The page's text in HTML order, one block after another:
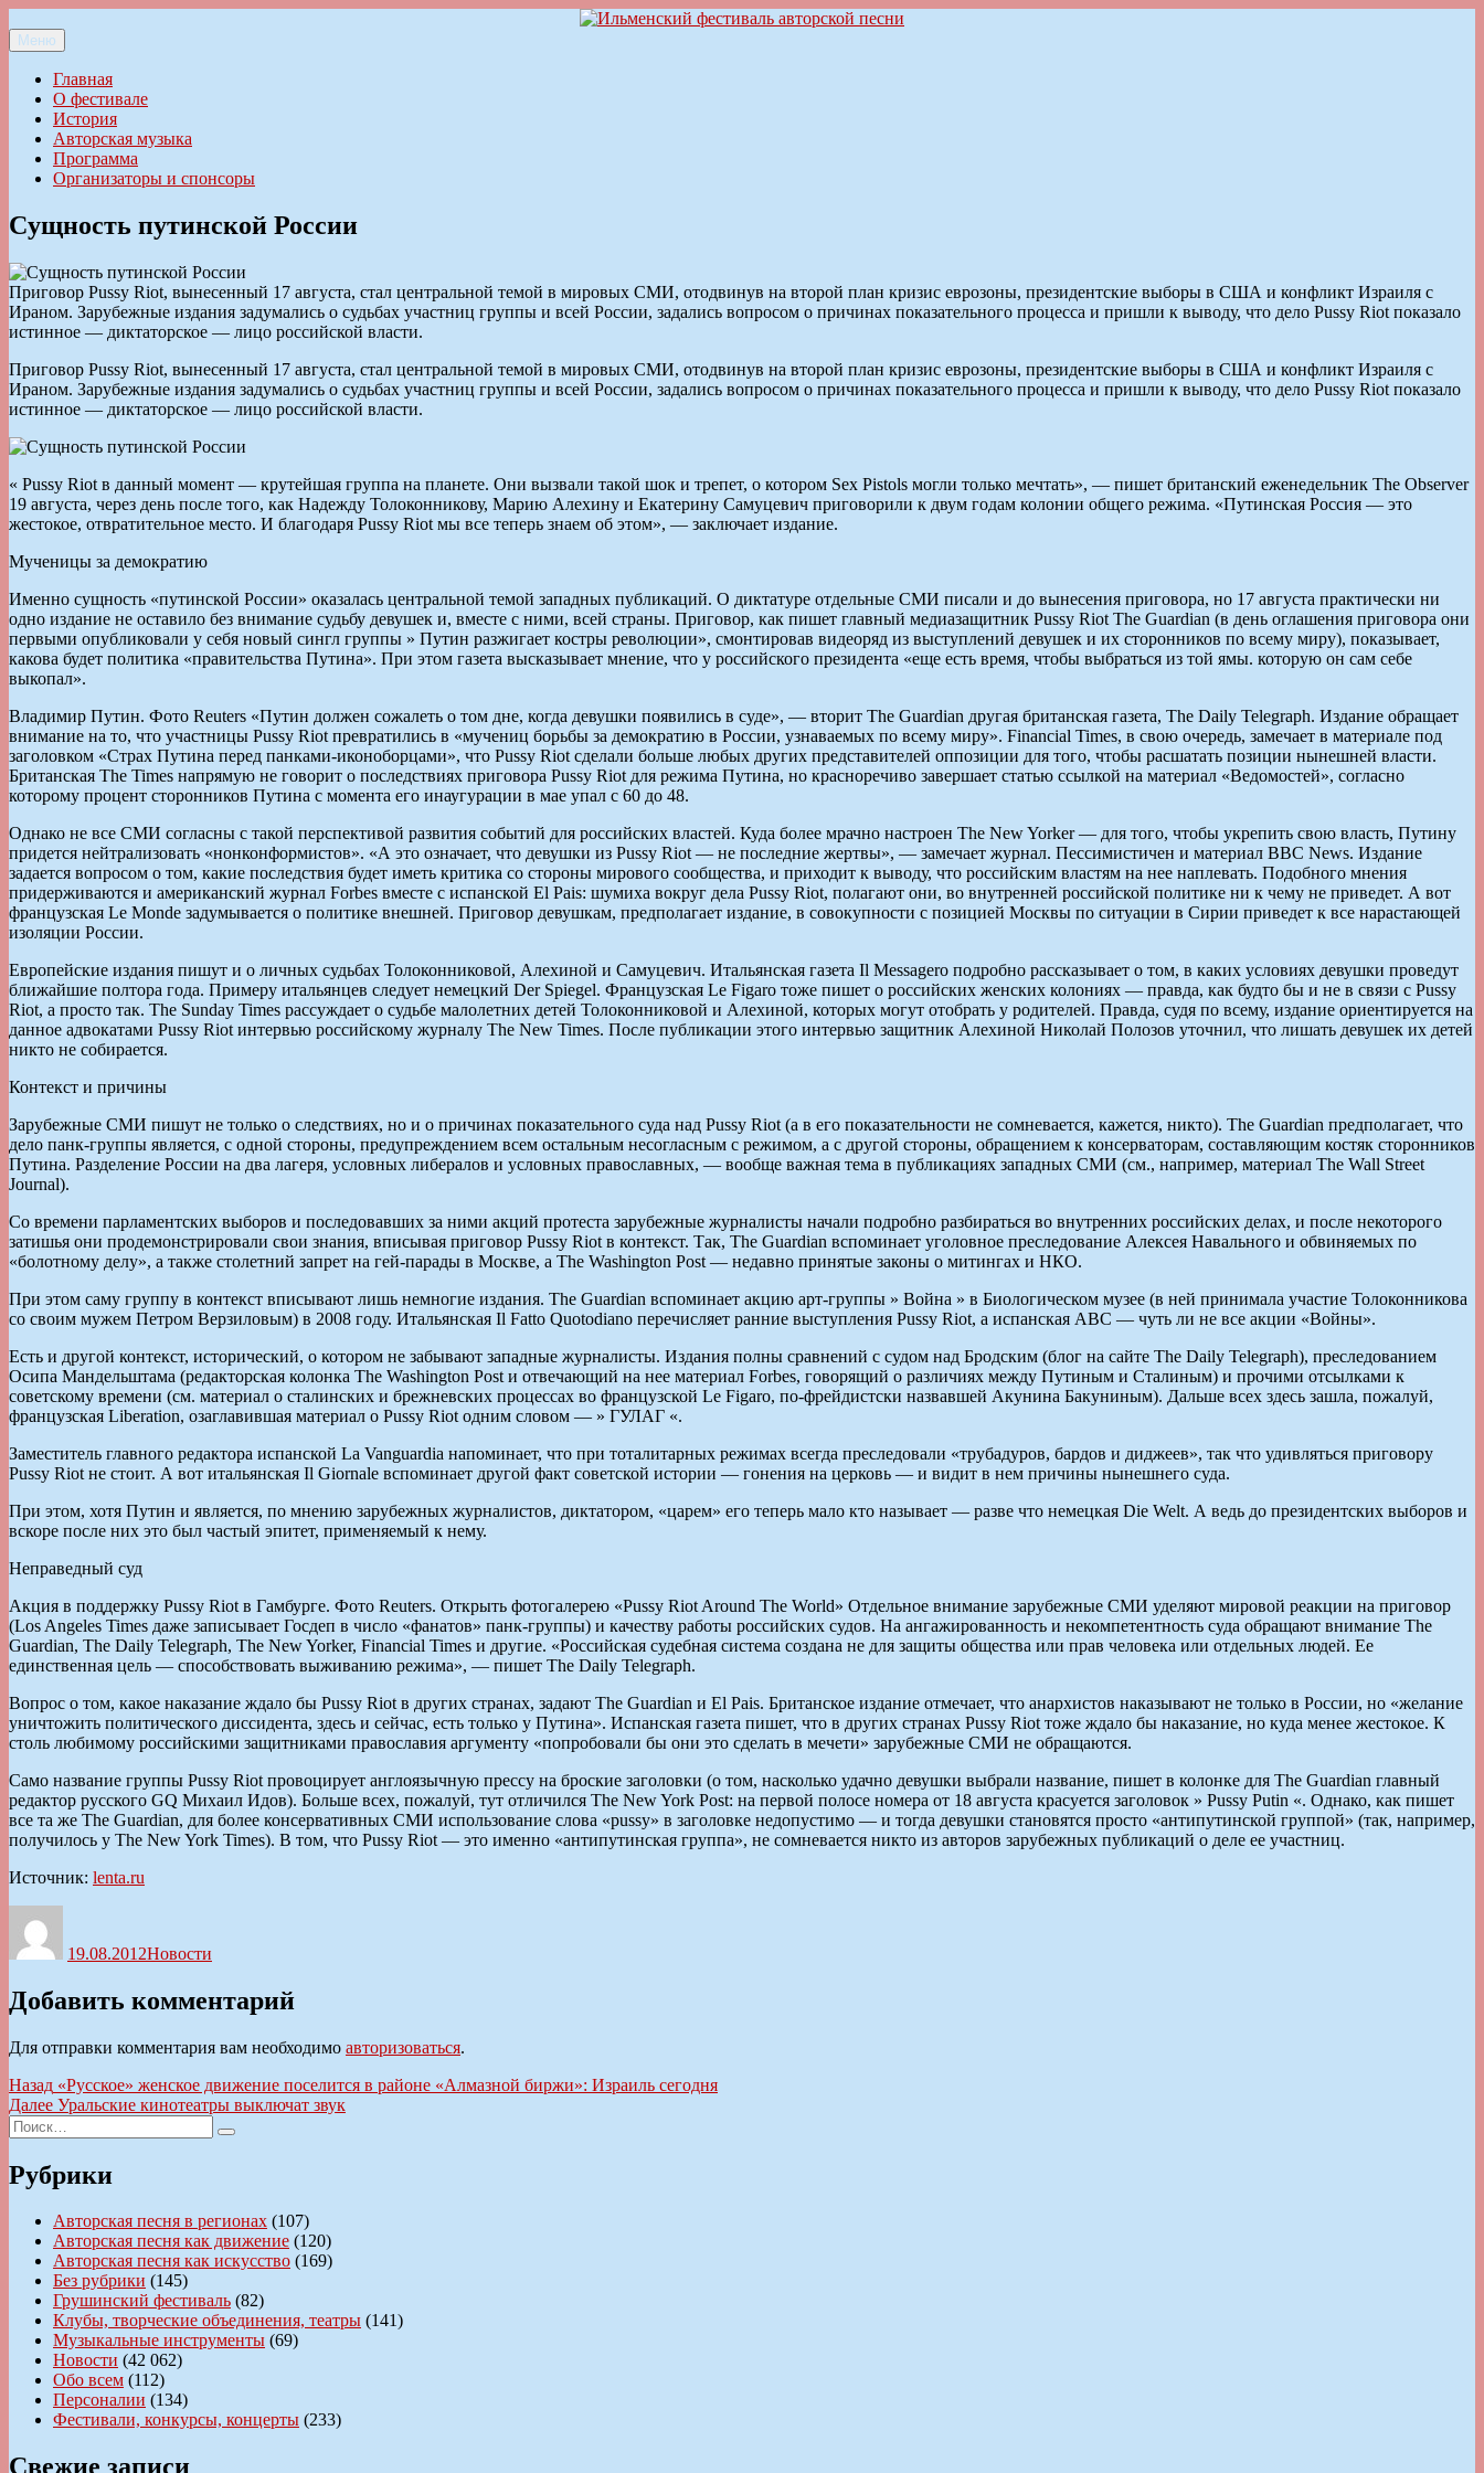
к
содержимому
Ильменский фестиваль авторской песни
Меню
Главная
О фестивале
История
Авторская музыка
Программа
Организаторы и спонсоры
Cущность путинской России
Приговор Pussy Riot, вынесенный 17 августа, стал центральной темой в мировых СМИ, отодвинув на второй план кризис еврозоны, президентские выборы в США и конфликт Израиля с
Ираном. Зарубежные издания задумались о судьбах участниц группы и всей России, задались вопросом о причинах показательного процесса и пришли к выводу, что дело Pussy Riot показало
истинное — диктаторское — лицо российской власти.
Приговор Pussy Riot, вынесенный 17 августа, стал центральной темой в мировых СМИ, отодвинув на второй план кризис еврозоны, президентские выборы в США и конфликт Израиля с
Ираном. Зарубежные издания задумались о судьбах участниц группы и всей России, задались вопросом о причинах показательного процесса и пришли к выводу, что дело Pussy Riot показало
истинное — диктаторское — лицо российской власти.
« Pussy Riot в данный момент — крутейшая группа на планете. Они вызвали такой шок и трепет, о котором Sex Pistols могли только мечтать», — пишет британский еженедельник The Observer
19 августа, через день после того, как Надежду Толоконникову, Марию Алехину и Екатерину Самуцевич приговорили к двум годам колонии общего режима. «Путинская Россия — это
жестокое, отвратительное место. И благодаря Pussy Riot мы все теперь знаем об этом», — заключает издание.
Мученицы за демократию
Именно сущность «путинской России» оказалась центральной темой западных публикаций. О диктатуре отдельные СМИ писали и до вынесения приговора, но 17 августа практически ни
одно издание не оставило без внимание судьбу девушек и, вместе с ними, всей страны. Приговор, как пишет главный медиазащитник Pussy Riot The Guardian (в день оглашения приговора они
первыми опубликовали у себя новый сингл группы » Путин разжигает костры революции», смонтировав видеоряд из выступлений девушек и их сторонников по всему миру), показывает,
какова будет политика «правительства Путина». При этом газета высказывает мнение, что у российского президента «еще есть время, чтобы выбраться из той ямы. которую он сам себе
выкопал».
Владимир Путин. Фото Reuters «Путин должен сожалеть о том дне, когда девушки появились в суде», — вторит The Guardian другая британская газета, The Daily Telegraph. Издание обращает
внимание на то, что участницы Pussy Riot превратились в «мучениц борьбы за демократию в России, узнаваемых по всему миру». Financial Times, в свою очередь, замечает в материале под
заголовком «Страх Путина перед панками-иконоборцами», что Pussy Riot сделали больше любых других представителей оппозиции для того, чтобы расшатать позиции нынешней власти.
Британская The Times напрямую не говорит о последствиях приговора Pussy Riot для режима Путина, но красноречиво завершает статью ссылкой на материал «Ведомостей», согласно
которому процент сторонников Путина с момента его инаугурации в мае упал с 60 до 48.
Однако не все СМИ согласны с такой перспективой развития событий для российских властей. Куда более мрачно настроен The New Yorker — для того, чтобы укрепить свою власть, Путину
придется нейтрализовать «нонконформистов». «А это означает, что девушки из Pussy Riot — не последние жертвы», — замечает журнал. Пессимистичен и материал BBC News. Издание
задается вопросом о том, какие последствия будет иметь критика со стороны мирового сообщества, и приходит к выводу, что российским властям на нее наплевать. Подобного мнения
придерживаются и американский журнал Forbes вместе с испанской El Pais: шумиха вокруг дела Pussy Riot, полагают они, во внутренней российской политике ни к чему не приведет. А вот
французская Le Monde задумывается о политике внешней. Приговор девушкам, предполагает издание, в совокупности с позицией Москвы по ситуации в Сирии приведет к все нарастающей
изоляции России.
Европейские издания пишут и о личных судьбах Толоконниковой, Алехиной и Самуцевич. Итальянская газета Il Messagero подробно рассказывает о том, в каких условиях девушки проведут
ближайшие полтора года. Примеру итальянцев следует немецкий Der Spiegel. Французская Le Figaro тоже пишет о российских женских колониях — правда, как будто бы и не в связи с Pussy
Riot, а просто так. The Sunday Times рассуждает о судьбе малолетних детей Толоконниковой и Алехиной, которых могут отобрать у родителей. Правда, судя по всему, издание ориентируется на
данное адвокатами Pussy Riot интервью российскому журналу The New Times. После публикации этого интервью защитник Алехиной Николай Полозов уточнил, что лишать девушек их детей
никто не собирается.
Контекст и причины
Зарубежные СМИ пишут не только о следствиях, но и о причинах показательного суда над Pussy Riot (а в его показательности не сомневается, кажется, никто). The Guardian предполагает, что
дело панк-группы является, с одной стороны, предупреждением всем остальным несогласным с режимом, а с другой стороны, обращением к консерваторам, составляющим костяк сторонников
Путина. Разделение России на два лагеря, условных либералов и условных православных, — вообще важная тема в публикациях западных СМИ (см., например, материал The Wall Street
Journal).
Со времени парламентских выборов и последовавших за ними акций протеста зарубежные журналисты начали подробно разбираться во внутренних российских делах, и после некоторого
затишья они продемонстрировали свои знания, вписывая приговор Pussy Riot в контекст. Так, The Guardian вспоминает уголовное преследование Алексея Навального и обвиняемых по
«болотному делу», а также столетний запрет на гей-парады в Москве, а The Washington Post — недавно принятые законы о митингах и НКО.
При этом саму группу в контекст вписывают лишь немногие издания. The Guardian вспоминает акцию арт-группы » Война » в Биологическом музее (в ней принимала участие Толоконникова
со своим мужем Петром Верзиловым) в 2008 году. Итальянская Il Fatto Quotodiano перечисляет ранние выступления Pussy Riot, а испанская ABC — чуть ли не все акции «Войны».
Есть и другой контекст, исторический, о котором не забывают западные журналисты. Издания полны сравнений с судом над Бродским (блог на сайте The Daily Telegraph), преследованием
Осипа Мандельштама (редакторская колонка The Washington Post и отвечающий на нее материал Forbes, говорящий о различиях между Путиным и Сталиным) и прочими отсылками к
советскому времени (см. материал о сталинских и брежневских процессах во французской Le Figaro, по-фрейдистски назвавшей Акунина Бакуниным). Дальше всех здесь зашла, пожалуй,
французская Liberation, озаглавившая материал о Pussy Riot одним словом — » ГУЛАГ «.
Заместитель главного редактора испанской La Vanguardia напоминает, что при тоталитарных режимах всегда преследовали «трубадуров, бардов и диджеев», так что удивляться приговору
Pussy Riot не стоит. А вот итальянская Il Giornale вспоминает другой факт советской истории — гонения на церковь — и видит в нем причины нынешнего суда.
При этом, хотя Путин и является, по мнению зарубежных журналистов, диктатором, «царем» его теперь мало кто называет — разве что немецкая Die Welt. А ведь до президентских выборов и
вскоре после них это был частый эпитет, применяемый к нему.
Неправедный суд
Акция в поддержку Pussy Riot в Гамбурге. Фото Reuters. Открыть фотогалерею «Pussy Riot Around The World» Отдельное внимание зарубежные СМИ уделяют мировой реакции на приговор
(Los Angeles Times даже записывает Госдеп в число «фанатов» панк-группы) и качеству работы российских судов. На ангажированность и некомпетентность суда обращают внимание The
Guardian, The Daily Telegraph, The New Yorker, Financial Times и другие. «Российская судебная система создана не для защиты общества или прав человека или отдельных людей. Ее
единственная цель — способствовать выживанию режима», — пишет The Daily Telegraph.
Вопрос о том, какое наказание ждало бы Pussy Riot в других странах, задают The Guardian и El Pais. Британское издание отмечает, что анархистов наказывают не только в России, но «желание
уничтожить политического диссидента, здесь и сейчас, есть только у Путина». Испанская газета пишет, что в других странах Pussy Riot тоже ждало бы наказание, но куда менее жестокое. К
столь любимому российскими защитниками православия аргументу «попробовали бы они это сделать в мечети» зарубежные СМИ не обращаются.
Само название группы Pussy Riot провоцирует англоязычную прессу на броские заголовки (о том, насколько удачно девушки выбрали название, пишет в колонке для The Guardian главный
редактор русского GQ Михаил Идов). Больше всех, пожалуй, тут отличился The New York Post: на первой полосе номера от 18 августа красуется заголовок » Pussy Putin «. Однако, как пишет
все та же The Guardian, для более консервативных СМИ использование слова «pussy» в заголовке недопустимо — и тогда девушки становятся просто «антипутинской группой» (так, например,
получилось у The New York Times). В том, что Pussy Riot — это именно «антипутинская группа», не сомневается никто из авторов зарубежных публикаций о деле ее участниц.
Источник: lenta.ru
19.08.2012Новости
Добавить комментарий
Для отправки комментария вам необходимо авторизоваться.
Навигация
по
записям
Назад Предыдущая
запись:
«Русское» женское движение поселится в районе «Алмазной биржи»: Израиль сегодня
Далее Следующая
Уральские кинотеатры выключат звук
Искать:
Поиск
Рубрики
Авторская песня в регионах (107)
Авторская песня как движение (120)
Авторская песня как искусство (169)
Без рубрики (145)
Грушинский фестиваль (82)
Клубы, творческие объединения, театры (141)
Музыкальные инструменты (69)
Новости (42 062)
Обо всем (112)
Персоналии (134)
Фестивали, конкурсы, концерты (233)
Свежие записи